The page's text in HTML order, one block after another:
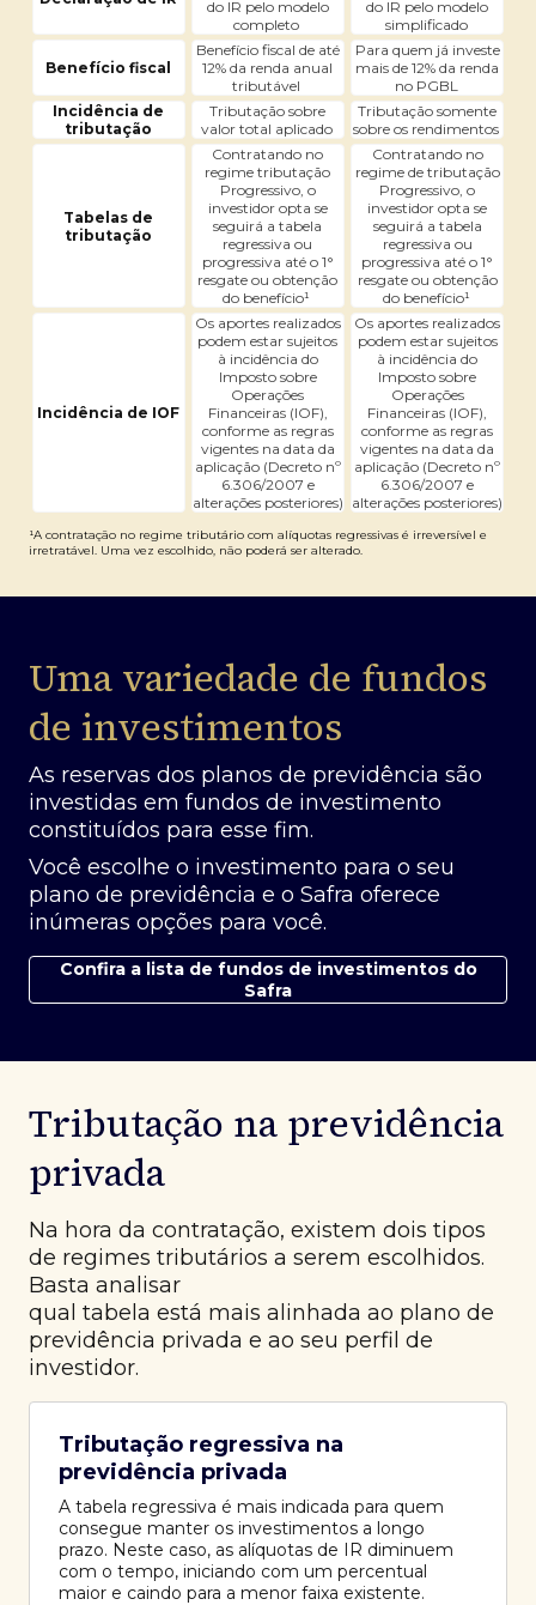
do IR pelo modelo
completo
do IR pelo modelo
simplificado
Benefício fiscal
Benefício fiscal de até
12% da renda anual
tributável
Para quem já investe
mais de 12% da renda
no PGBL
Incidência de
tributação
Tributação sobre
valor total aplicado
Tributação somente
sobre os rendimentos
Tabelas de
tributação
Contratando no
regime tributação
Progressivo, o
investidor opta se
seguirá a tabela
regressiva ou
progressiva até o 1°
resgate ou obtenção
do benefício¹
Contratando no
regime de tributação
Progressivo, o
investidor opta se
seguirá a tabela
regressiva ou
progressiva até o 1°
resgate ou obtenção
do benefício¹
Incidência de IOF
Os aportes realizados
podem estar sujeitos
à incidência do
Imposto sobre
Operações
Financeiras (IOF),
conforme as regras
vigentes na data da
aplicação (Decreto nº
6.306/2007 e
alterações posteriores)
Os aportes realizados
podem estar sujeitos
à incidência do
Imposto sobre
Operações
Financeiras (IOF),
conforme as regras
vigentes na data da
aplicação (Decreto nº
6.306/2007 e
alterações posteriores)
¹A contratação no regime tributário com alíquotas regressivas é irreversível e
irretratável. Uma vez escolhido, não poderá ser alterado.
Uma variedade de fundos
de investimentos
As reservas dos planos de previdência são
investidas em fundos de investimento
constituídos para esse fim.
Você escolhe o investimento para o seu
plano de previdência e o Safra oferece
inúmeras opções para você.
Confira a lista de fundos de investimentos do
Safra
Tributação na previdência
privada
Na hora da contratação, existem dois tipos
de regimes tributários a serem escolhidos.
Basta analisar
qual tabela está mais alinhada ao plano de
previdência privada e ao seu perfil de
investidor.
Tributação regressiva na
previdência privada
A tabela regressiva é mais indicada para quem
consegue manter os investimentos a longo
prazo. Neste caso, as alíquotas de IR diminuem
com o tempo, iniciando com um percentual
maior e caindo para a menor faixa existente.